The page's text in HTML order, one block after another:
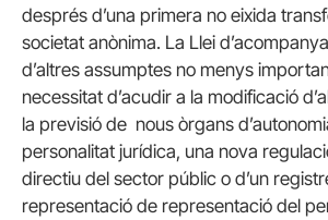
després d’una primera no eixida
societat anònima. La Llei
d’altres assumptes no menys
necessitat d’acudir a la modificació
la previsió de nous òrgans
personalitat jurídica, una nova
directiu del sector públic o d’un
representació de representació del